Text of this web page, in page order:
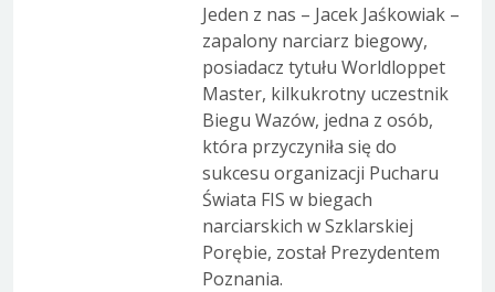
Jeden z nas – Jacek Jaśkowiak –
zapalony narciarz biegowy,
posiadacz tytułu Worldloppet
Master, kilkukrotny uczestnik
Biegu Wazów, jedna z osób,
która przyczyniła się do
sukcesu organizacji Pucharu
Świata FIS w biegach
narciarskich w Szklarskiej
Porębie, został Prezydentem
Poznania.